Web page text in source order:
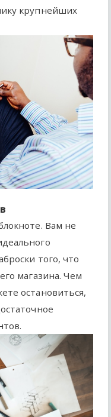
крупнейших
Вам не
того, что
магазина. Чем
остановиться,